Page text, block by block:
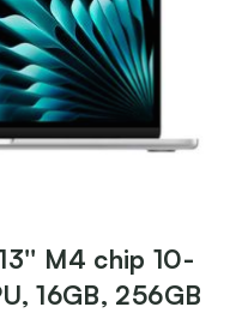
M4 chip 10-
16GB, 256GB